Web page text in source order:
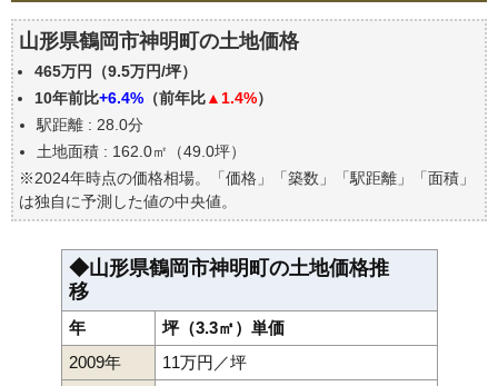
山形県鶴岡市神明町の土地の過去の売買事例
公示地価はいくら
エリアの将来性を人口予想から検討しよう
自分の年収でいくらの不動産が買える？
山形県鶴岡市神明町の土地価格
465万円（9.5万円/坪）
10年前比+6.4% （前年比▲1.4%）
駅距離 : 28.0分
土地面積 : 162.0㎡（49.0坪）
※2024年時点の価格相場。「価格」「築数」「駅距離」「面積」
は独自に予測した値の中央値。
◆山形県鶴岡市神明町の土地価格推
移
年
坪（3.3㎡）単価
2009年
11万円／坪